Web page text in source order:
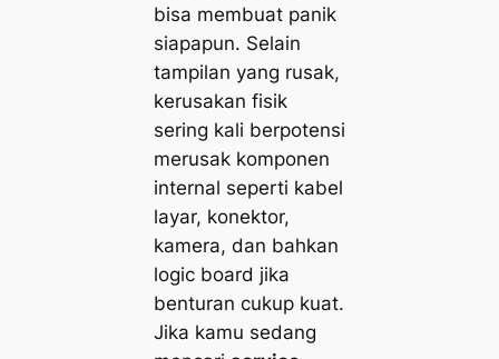
bisa membuat panik
siapapun. Selain
tampilan yang rusak,
kerusakan fisik
sering kali berpotensi
merusak komponen
internal seperti kabel
layar, konektor,
kamera, dan bahkan
logic board jika
benturan cukup kuat.
Jika kamu sedang